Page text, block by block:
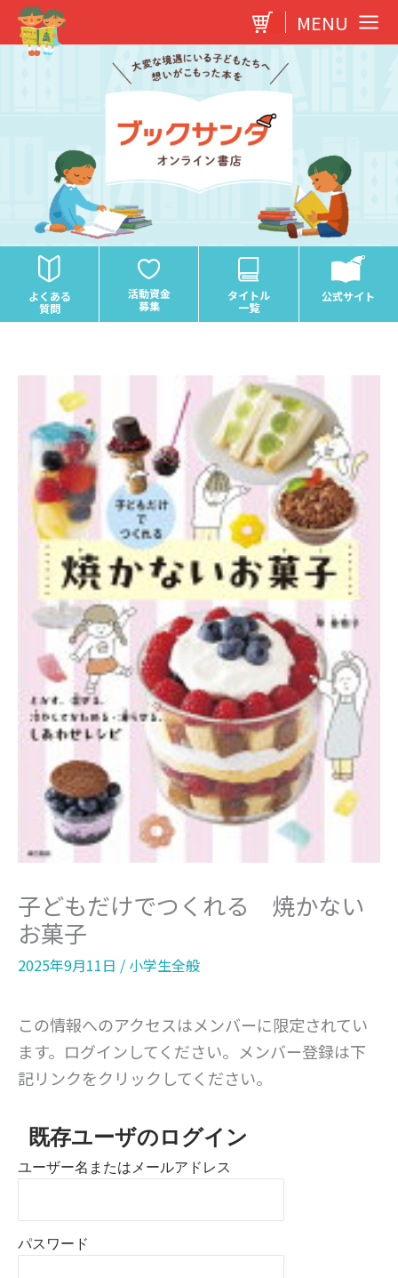
容
MENU
よくある
質問
活動資金
募集
タイトル
一覧
公式サイト
子どもだけでつくれる 焼かない
お菓子
2025年9月11日 / 小学生全般
この情報へのアクセスはメンバーに限定されてい
ます。ログインしてください。メンバー登録は下
記リンクをクリックしてください。
既存ユーザのログイン
ユーザー名またはメールアドレス
パスワード